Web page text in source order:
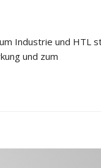
Industrie und HTL
und zum